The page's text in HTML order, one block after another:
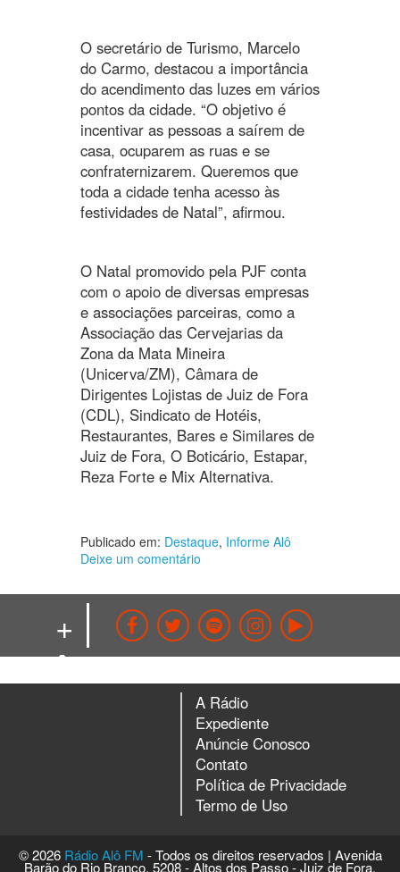
O secretário de Turismo, Marcelo
do Carmo, destacou a importância
do acendimento das luzes em vários
pontos da cidade. “O objetivo é
incentivar as pessoas a saírem de
casa, ocuparem as ruas e se
confraternizarem. Queremos que
toda a cidade tenha acesso às
festividades de Natal”, afirmou.
O Natal promovido pela PJF conta
com o apoio de diversas empresas
e associações parceiras, como a
Associação das Cervejarias da
Zona da Mata Mineira
(Unicerva/ZM), Câmara de
Dirigentes Lojistas de Juiz de Fora
(CDL), Sindicato de Hotéis,
Restaurantes, Bares e Similares de
Juiz de Fora, O Boticário, Estapar,
Reza Forte e Mix Alternativa.
Publicado em: Destaque, Informe Alô
Deixe um comentário
+
ALÔ!
A Rádio
Expediente
Anúncie Conosco
Contato
Política de Privacidade
Termo de Uso
© 2026 Rádio Alô FM - Todos os direitos reservados | Avenida
Barão do Rio Branco, 5208 - Altos dos Passo - Juiz de Fora.